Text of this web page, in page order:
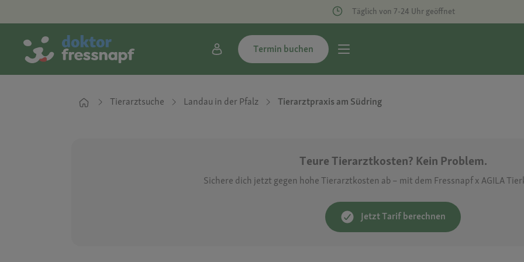
Täglich von 7-24 Uhr geöffnet
Termin buchen
Tierarztsuche Landau in der Pfalz Tierarztpraxis am Südring
Teure Tierarztkosten? Kein Problem.
Sichere dich jetzt gegen hohe Tierarztkosten ab – mit dem Fressnapf x AGILA
Jetzt Tarif berechnen